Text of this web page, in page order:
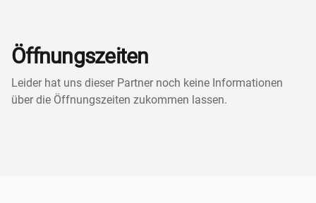
Öffnungszeiten
Leider hat uns dieser Partner noch keine Informationen
über die Öffnungszeiten zukommen lassen.